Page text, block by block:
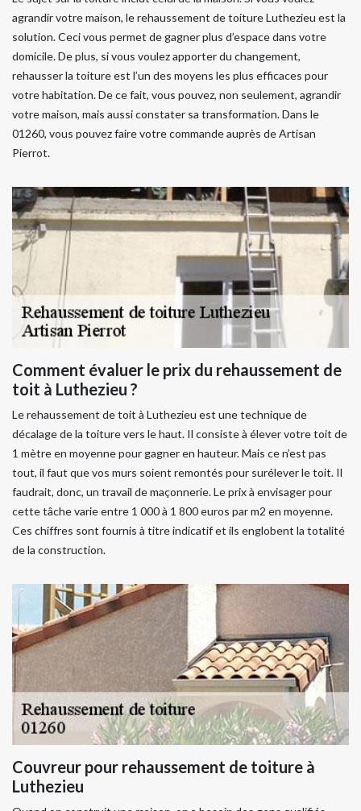
agrandir votre maison, le rehaussement de toiture Luthezieu est la
solution. Ceci vous permet de gagner plus d’espace dans votre
domicile. De plus, si vous voulez apporter du changement,
rehausser la toiture est l’un des moyens les plus efficaces pour
votre habitation. De ce fait, vous pouvez, non seulement, agrandir
votre maison, mais aussi constater sa transformation. Dans le
01260, vous pouvez faire votre commande auprès de Artisan
Pierrot.
Comment évaluer le prix du rehaussement de
toit à Luthezieu ?
Le rehaussement de toit à Luthezieu est une technique de
décalage de la toiture vers le haut. Il consiste à élever votre toit de
1 mètre en moyenne pour gagner en hauteur. Mais ce n’est pas
tout, il faut que vos murs soient remontés pour surélever le toit. Il
faudrait, donc, un travail de maçonnerie. Le prix à envisager pour
cette tâche varie entre 1 000 à 1 800 euros par m2 en moyenne.
Ces chiffres sont fournis à titre indicatif et ils englobent la totalité
de la construction.
Couvreur pour rehaussement de toiture à
Luthezieu